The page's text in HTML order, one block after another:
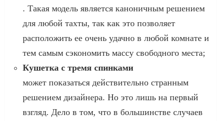
. Такая модель является каноничным решением
для любой тахты, так как это позволяет
расположить ее очень удачно в любой комнате и
тем самым сэкономить массу свободного места;
Кушетка с тремя спинками
может показаться действительно странным
решением дизайнера. Но это лишь на первый
взгляд. Дело в том, что в большинстве случаев